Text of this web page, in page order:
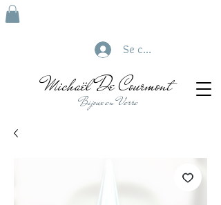
Michaël De Courmont
Bijoux en Verre
Se connecter